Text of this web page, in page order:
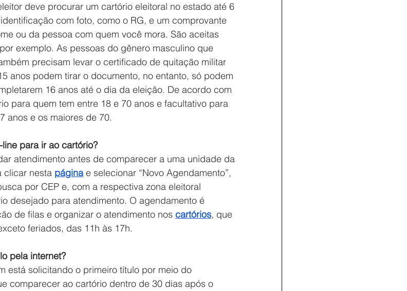
deve procurar um cartório eleitoral no estado até 6
com foto, como o RG, e um comprovante
ou da pessoa com quem você mora. São aceitas
exemplo. As pessoas do gênero masculino que
precisam levar o certificado de quitação militar
anos podem tirar o documento, no entanto, só podem
16 anos até o dia da eleição. De acordo com
para quem tem entre 18 e 70 anos e facultativo para
anos e os maiores de 70.
para ir ao cartório?
atendimento antes de comparecer a uma unidade da
clicar nesta página e selecionar “Novo Agendamento”,
por CEP e, com a respectiva zona eleitoral
desejado para atendimento. O agendamento é
de filas e organizar o atendimento nos cartórios, que
feriados, das 11h às 17h.
pela internet?
está solicitando o primeiro título por meio do
comparecer ao cartório dentro de 30 dias após o